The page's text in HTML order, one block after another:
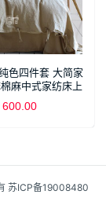
色四件套 大简家
麻中式家纺床上
用品
600.00
苏ICP备19008480